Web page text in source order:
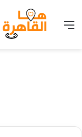
القائمة